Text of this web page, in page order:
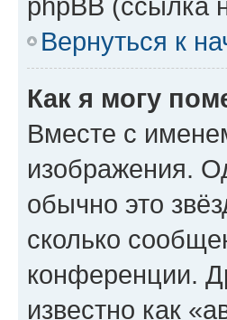
Вернуться к
Как я могу
Вместе с
изображения.
обычно это
сколько
конференции.
известно как